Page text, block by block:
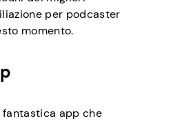
per podcaster
momento.
fantastica app che